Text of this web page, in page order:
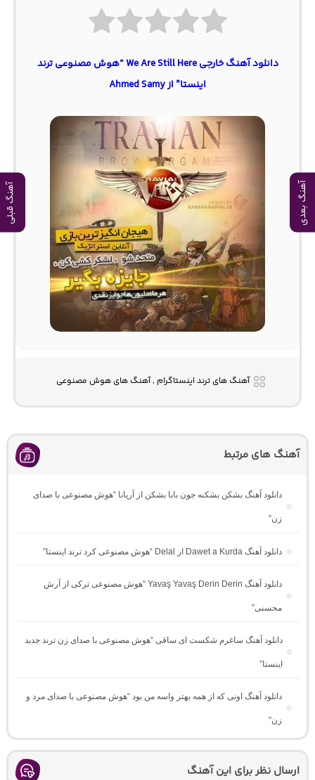
آهنگ بعدی آهنگ قبلی
دانلود آهنگ خارجی We Are Still Here “هوش مصنوعی ترند
اینستا” از Ahmed Samy
آهنگ های ترند اینستاگرام , آهنگ های هوش مصنوعی
آهنگ های مرتبط
دانلود آهنگ بشکن بشکنه جون بابا بشکن از آریانا “هوش مصنوعی با صدای
زن”
دانلود آهنگ Dawet a Kurda از Delal “هوش مصنوعی کرد ترند اینستا”
دانلود آهنگ Yavaş Yavaş Derin Derin “هوش مصنوعی ترکی از آرش
محسنی”
دانلود آهنگ ساغرم شکست ای ساقی “هوش مصنوعی با صدای زن ترند جدید
اینستا”
دانلود آهنگ اونی که از همه بهتر واسه من بود “هوش مصنوعی با صدای مرد و
زن”
ارسال نظر برای این آهنگ